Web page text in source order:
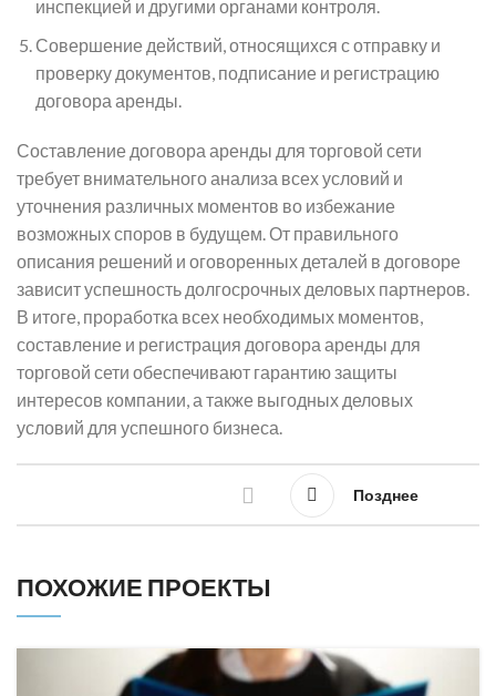
инспекцией и другими органами контроля.
Совершение действий, относящихся с отправку и
проверку документов, подписание и регистрацию
договора аренды.
Составление договора аренды для торговой сети
требует внимательного анализа всех условий и
уточнения различных моментов во избежание
возможных споров в будущем. От правильного
описания решений и оговоренных деталей в договоре
зависит успешность долгосрочных деловых партнеров.
В итоге, проработка всех необходимых моментов,
составление и регистрация договора аренды для
торговой сети обеспечивают гарантию защиты
интересов компании, а также выгодных деловых
условий для успешного бизнеса.
Позднее
ПОХОЖИЕ ПРОЕКТЫ